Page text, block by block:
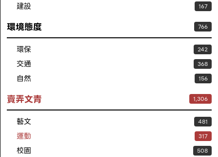
建設 167
環境態度 766
環保 242
交通 368
自然 156
賣弄文青 1,306
藝文 481
運動 317
校園 508